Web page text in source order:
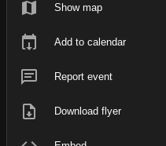
Show map
Add to calendar
Report event
Download flyer